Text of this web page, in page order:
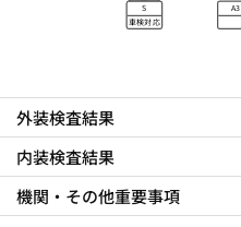
S
車検対応
A3
外装検査結果
内装検査結果
機関・その他重要事項